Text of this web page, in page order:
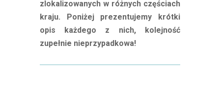
zlokalizowanych w różnych częściach
kraju. Poniżej prezentujemy krótki
opis każdego z nich, kolejność
zupełnie nieprzypadkowa!